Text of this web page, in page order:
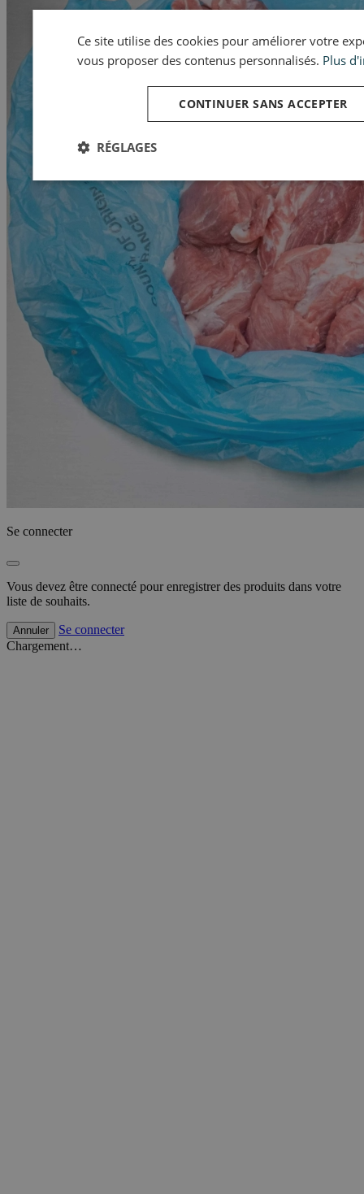
Se connecter
Vous devez être connecté pour enregistrer des produits dans votre
liste de souhaits.
Annuler
Se connecter
Chargement…
Ce site utilise des cookies pour améliorer votre
vous proposer des contenus personnalisés. Plus
CONTINUER SANS ACCEPTER
RÉGLAGES